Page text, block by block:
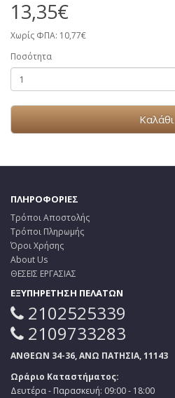
13,35€
Χωρίς ΦΠΑ: 10,77€
Ποσότητα
Καλάθι
ΠΛΗΡΟΦΟΡΙΕΣ
Τρόποι Αποστολής
Τρόποι Πληρωμής
Όροι Χρήσης
About Us
ΘΕΣΕΙΣ ΕΡΓΑΣΙΑΣ
ΕΞΥΠΗΡΕΤΗΣΗ ΠΕΛΑΤΩΝ
2102525339
2109733283
ΑΝΘΕΩΝ 34-36, ΑΝΩ ΠΑΤΗΣΙΑ, 11143
Ωράριο Καταστήματος:
Δευτέρα - Παρασκευή: 09:00 - 18:00